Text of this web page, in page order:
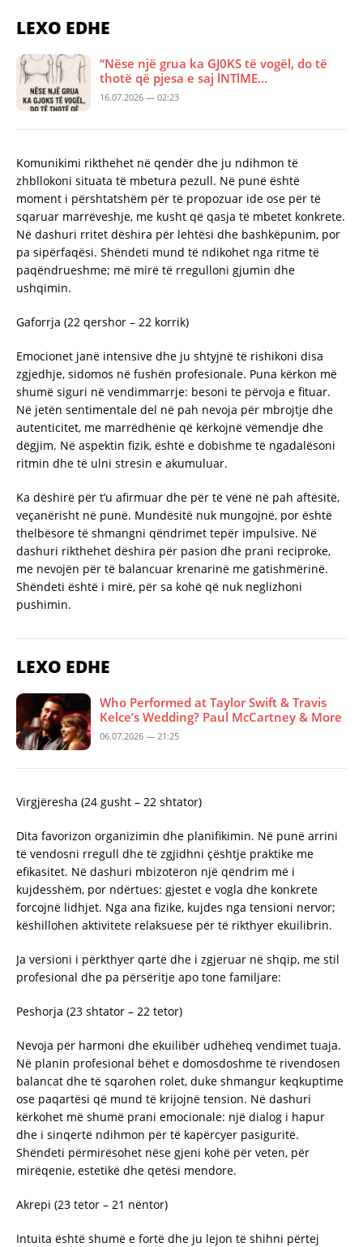
LEXO EDHE
“Nëse një grua ka GJ0KS të vogël, do të
thotë që pjesa e saj lNTlME…
16.07.2026 — 02:23
Komunikimi rikthehet në qendër dhe ju ndihmon të
zhbllokoni situata të mbetura pezull. Në punë është
moment i përshtatshëm për të propozuar ide ose për të
sqaruar marrëveshje, me kusht që qasja të mbetet konkrete.
Në dashuri rritet dëshira për lehtësi dhe bashkëpunim, por
pa sipërfaqësi. Shëndeti mund të ndikohet nga ritme të
paqëndrueshme; më mirë të rregulloni gjumin dhe
ushqimin.
Gaforrja (22 qershor – 22 korrik)
Emocionet janë intensive dhe ju shtyjnë të rishikoni disa
zgjedhje, sidomos në fushën profesionale. Puna kërkon më
shumë siguri në vendimmarrje: besoni te përvoja e fituar.
Në jetën sentimentale del në pah nevoja për mbrojtje dhe
autenticitet, me marrëdhënie që kërkojnë vëmendje dhe
dëgjim. Në aspektin fizik, është e dobishme të ngadalësoni
ritmin dhe të ulni stresin e akumuluar.
Ka dëshirë për t’u afirmuar dhe për të vënë në pah aftësitë,
veçanërisht në punë. Mundësitë nuk mungojnë, por është
thelbësore të shmangni qëndrimet tepër impulsive. Në
dashuri rikthehet dëshira për pasion dhe prani reciproke,
me nevojën për të balancuar krenarinë me gatishmërinë.
Shëndeti është i mirë, për sa kohë që nuk neglizhoni
pushimin.
LEXO EDHE
Who Performed at Taylor Swift & Travis
Kelce’s Wedding? Paul McCartney & More
06.07.2026 — 21:25
Virgjëresha (24 gusht – 22 shtator)
Dita favorizon organizimin dhe planifikimin. Në punë arrini
të vendosni rregull dhe të zgjidhni çështje praktike me
efikasitet. Në dashuri mbizotëron një qëndrim më i
kujdesshëm, por ndërtues: gjestet e vogla dhe konkrete
forcojnë lidhjet. Nga ana fizike, kujdes nga tensioni nervor;
këshillohen aktivitete relaksuese për të rikthyer ekuilibrin.
Ja versioni i përkthyer qartë dhe i zgjeruar në shqip, me stil
profesional dhe pa përsëritje apo tone familjare:
Peshorja (23 shtator – 22 tetor)
Nevoja për harmoni dhe ekuilibër udhëheq vendimet tuaja.
Në planin profesional bëhet e domosdoshme të rivendosen
balancat dhe të sqarohen rolet, duke shmangur keqkuptime
ose paqartësi që mund të krijojnë tension. Në dashuri
kërkohet më shumë prani emocionale: një dialog i hapur
dhe i sinqertë ndihmon për të kapërcyer pasiguritë.
Shëndeti përmirësohet nëse gjeni kohë për veten, për
mirëqenie, estetikë dhe qetësi mendore.
Akrepi (23 tetor – 21 nëntor)
Intuita është shumë e fortë dhe ju lejon të shihni përtej